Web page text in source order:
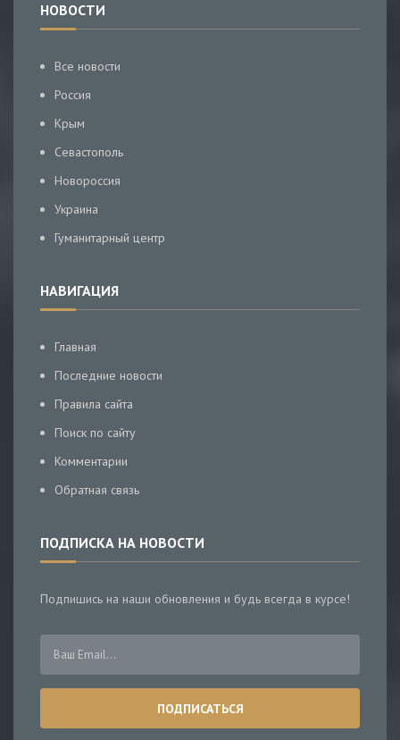
НОВОСТИ
Все новости
Россия
Крым
Севастополь
Новороссия
Украина
Гуманитарный центр
НАВИГАЦИЯ
Главная
Последние новости
Правила сайта
Поиск по сайту
Комментарии
Обратная связь
ПОДПИСКА НА НОВОСТИ
Подпишись на наши обновления и будь всегда в курсе!